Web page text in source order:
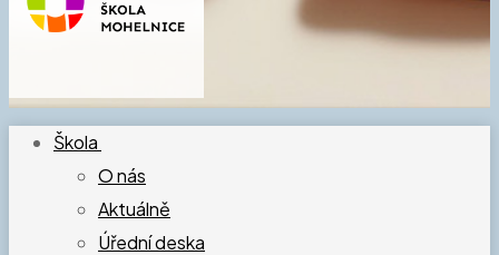
Škola
O nás
Aktuálně
Úřední deska